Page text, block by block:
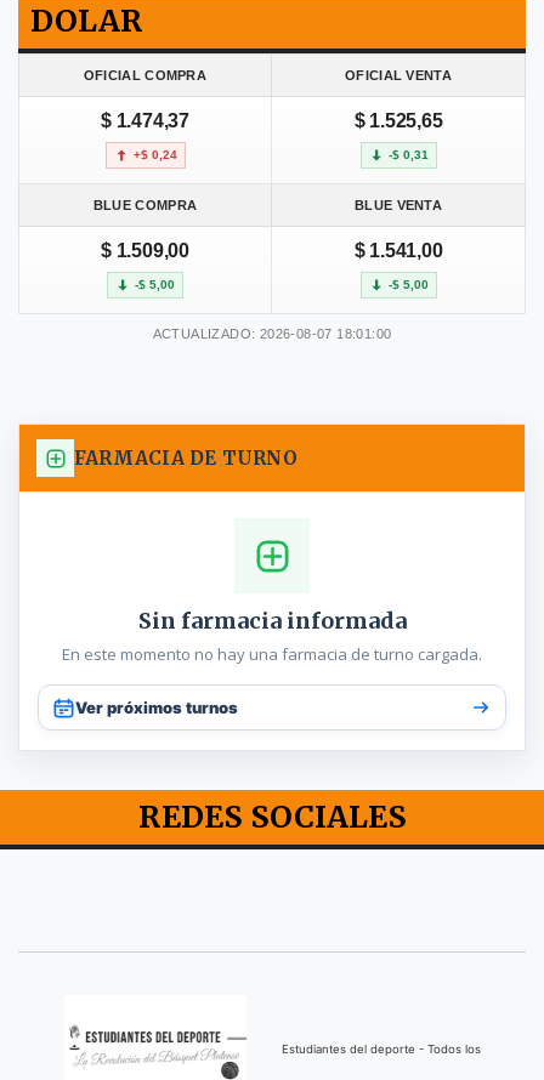
DOLAR
OFICIAL COMPRA OFICIAL VENTA
$ 1.474,37
+$ 0,24
$ 1.525,65
-$ 0,31
BLUE COMPRA BLUE VENTA
$ 1.509,00
-$ 5,00
$ 1.541,00
-$ 5,00
ACTUALIZADO: 2026-08-07 18:01:00
FARMACIA DE TURNO
Sin farmacia informada
En este momento no hay una farmacia de turno cargada.
Ver próximos turnos
REDES SOCIALES
Estudiantes del deporte - Todos los